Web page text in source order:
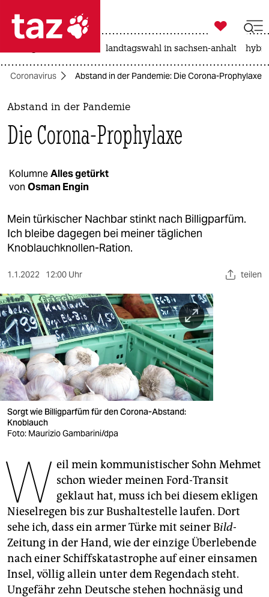
 taz zahl ich
taz zahl ich
themen
politik
gesellschaft
kultur
sport
berlin
nord
wahrheit
verlag
verlag
veranstaltungen
shop
unterstützen
abo
genossenschaft
epaper login

taz zahl ich
landtagswahl in sachsen-anhalt
Coronavirus Abstand in der Pandemie: Die Corona-Prophylaxe
Abstand in der Pandemie
Die Corona-Prophylaxe
KolumneAlles getürkt
von Osman Engin
Mein türkischer Nachbar stinkt nach Billigparfüm.
Ich bleibe dagegen bei meiner täglichen
Knoblauchknollen-Ration.
1.1.2022 12:00 Uhr teilen
Sorgt wie Billigparfüm für den Corona-Abstand:
Knoblauch
Foto: Maurizio Gambarini/dpa
W eil mein kommunistischer Sohn Mehmet
schon wieder meinen Ford-Transit
geklaut hat, muss ich bei diesem ekligen
Nieselregen bis zur Bushaltestelle laufen. Dort
sehe ich, dass ein armer Türke mit seiner Bild-
Zeitung in der Hand, wie der einzige Überlebende
nach einer Schiffskatastrophe auf einer einsamen
Insel, völlig allein unter dem Regendach steht.
Ungefähr zehn Deutsche stehen hochnäsig und